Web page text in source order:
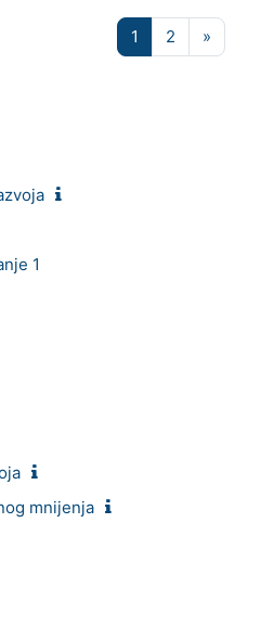
1 Stranica 1
2Stranica 2
»
1
mnijenja